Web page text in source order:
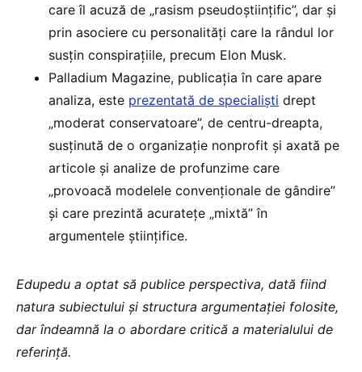
care îl acuză de „rasism pseudoștiințific”, dar și
prin asociere cu personalități care la rândul lor
susțin conspirațiile, precum Elon Musk.
Palladium Magazine, publicația în care apare
analiza, este prezentată de specialiști drept
„moderat conservatoare”, de centru-dreapta,
susținută de o organizație nonprofit și axată pe
articole și analize de profunzime care
„provoacă modelele convenționale de gândire”
și care prezintă acuratețe „mixtă” în
argumentele științifice.
Edupedu a optat să publice perspectiva, dată fiind
natura subiectului și structura argumentației folosite,
dar îndeamnă la o abordare critică a materialului de
referință.